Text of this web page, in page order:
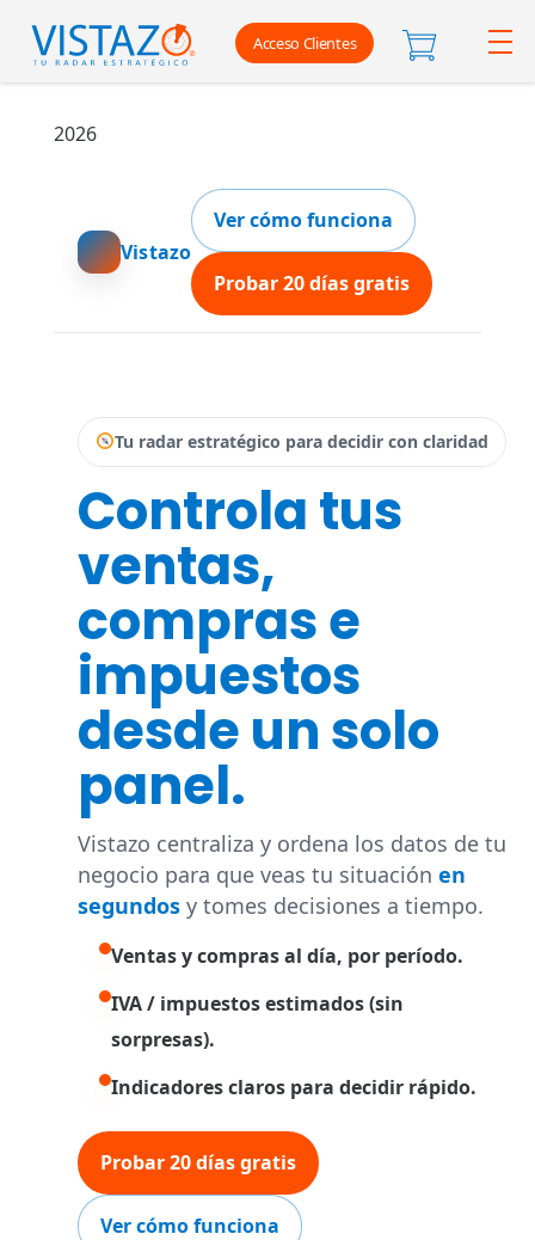
Acceso Clientes
2026
Vistazo
Ver cómo funciona
Probar 20 días gratis
Tu radar estratégico para decidir con claridad
Controla tus
ventas,
compras e
impuestos
desde un solo
panel.
Vistazo centraliza y ordena los datos de tu
negocio para que veas tu situación en
segundos y tomes decisiones a tiempo.
Ventas y compras al día, por período.
IVA / impuestos estimados (sin
sorpresas).
Indicadores claros para decidir rápido.
Probar 20 días gratis
Ver cómo funciona